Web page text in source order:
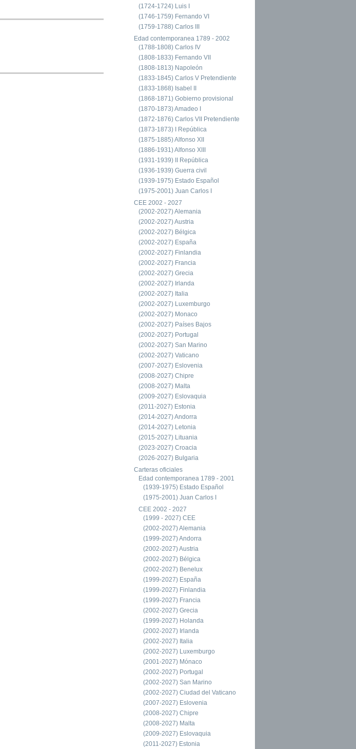
(1724-1724) Luis I
(1746-1759) Fernando VI
(1759-1788) Carlos III
Edad contemporanea 1789 - 2002
(1788-1808) Carlos IV
(1808-1833) Fernando VII
(1808-1813) Napoleón
(1833-1845) Carlos V Pretendiente
(1833-1868) Isabel II
(1868-1871) Gobierno provisional
(1870-1873) Amadeo I
(1872-1876) Carlos VII Pretendiente
(1873-1873) I República
(1875-1885) Alfonso XII
(1886-1931) Alfonso XIII
(1931-1939) II República
(1936-1939) Guerra civil
(1939-1975) Estado Español
(1975-2001) Juan Carlos I
CEE 2002 - 2027
(2002-2027) Alemania
(2002-2027) Austria
(2002-2027) Bélgica
(2002-2027) España
(2002-2027) Finlandia
(2002-2027) Francia
(2002-2027) Grecia
(2002-2027) Irlanda
(2002-2027) Italia
(2002-2027) Luxemburgo
(2002-2027) Monaco
(2002-2027) Países Bajos
(2002-2027) Portugal
(2002-2027) San Marino
(2002-2027) Vaticano
(2007-2027) Eslovenia
(2008-2027) Chipre
(2008-2027) Malta
(2009-2027) Eslovaquia
(2011-2027) Estonia
(2014-2027) Andorra
(2014-2027) Letonia
(2015-2027) Lituania
(2023-2027) Croacia
(2026-2027) Bulgaria
Carteras oficiales
Edad contemporanea 1789 - 2001
(1939-1975) Estado Español
(1975-2001) Juan Carlos I
CEE 2002 - 2027
(1999 - 2027) CEE
(2002-2027) Alemania
(1999-2027) Andorra
(2002-2027) Austria
(2002-2027) Bélgica
(2002-2027) Benelux
(1999-2027) España
(1999-2027) Finlandia
(1999-2027) Francia
(2002-2027) Grecia
(1999-2027) Holanda
(2002-2027) Irlanda
(2002-2027) Italia
(2002-2027) Luxemburgo
(2001-2027) Mónaco
(2002-2027) Portugal
(2002-2027) San Marino
(2002-2027) Ciudad del Vaticano
(2007-2027) Eslovenia
(2008-2027) Chipre
(2008-2027) Malta
(2009-2027) Eslovaquia
(2011-2027) Estonia